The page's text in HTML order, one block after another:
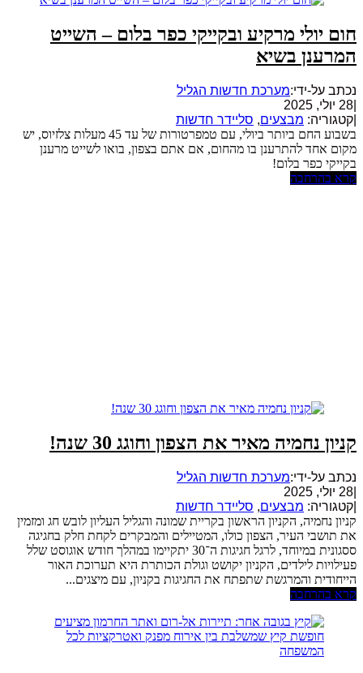
חום יולי מרקיע ובקייקי כפר בלום – השייט
המרענן בשיא
נכתב על-ידי:מערכת חדשות הגליל
28 יולי, 2025
קטגוריה: מבצעים, סליידר חדשות
בשבוע החם ביותר ביולי, עם טמפרטורות של עד 45 מעלות צלזיוס, יש
מקום אחד להתרענן בו מהחום, אם אתם בצפון, בואו לשייט מרענן
בקייקי כפר בלום!
קרא בהרחבה
קניון נחמיה מאיר את הצפון וחוגג 30 שנה!
נכתב על-ידי:מערכת חדשות הגליל
28 יולי, 2025
קטגוריה: מבצעים, סליידר חדשות
קניון נחמיה, הקניון הראשון בקריית שמונה והגליל העליון לובש חג ומזמין
את תושבי העיר, הצפון כולו, המטיילים והמבקרים לקחת חלק בחגיגה
ססגונית במיוחד, לרגל חגיגות ה־30 יתקיימו במהלך חודש אוגוסט שלל
פעילויות לילדים, הקניון יקושט וגולת הכותרת היא תערוכת האור
הייחודית והמרגשת שתפתח את החגיגות בקניון, עם מיצגים...
קרא בהרחבה